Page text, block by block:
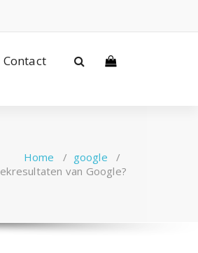
Contact
Home / google /
van Google?